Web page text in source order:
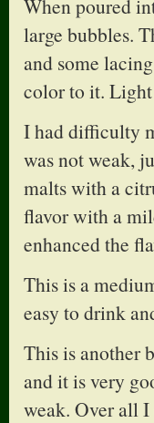
When poured
large bubbles.
and some
color to it. Light
I had difficulty
was not weak,
malts with a
flavor with a
enhanced the
This is a
easy to drink
This is another
and it is very
weak. Over all I